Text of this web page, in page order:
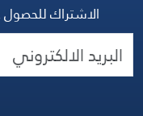
الاشتراك